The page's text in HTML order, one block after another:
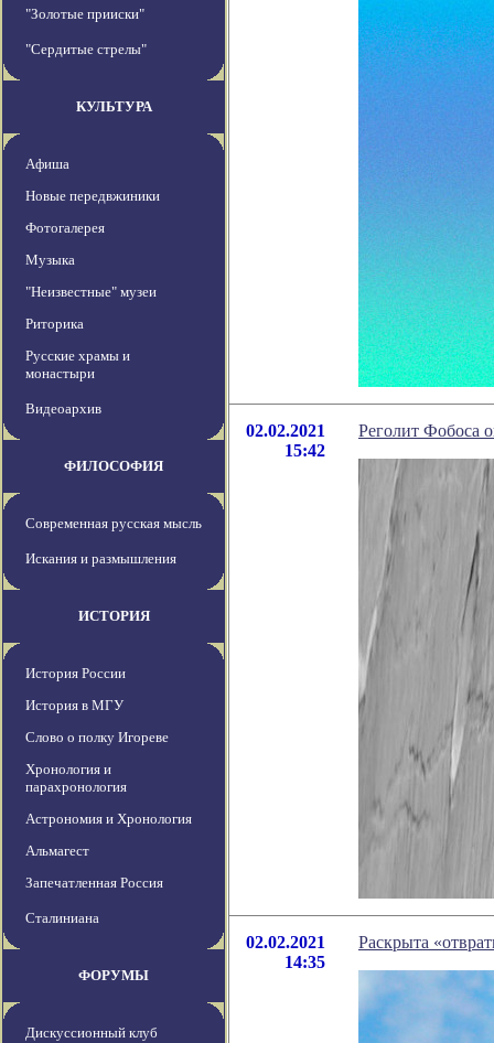
"Золотые прииски"
"Сердитые стрелы"
КУЛЬТУРА
Афиша
Новые передвжиники
Фотогалерея
Музыка
"Неизвестные" музеи
Риторика
Русские храмы и
монастыри
Видеоархив
ФИЛОСОФИЯ
Современная русская мысль
Искания и размышления
ИСТОРИЯ
История России
История в МГУ
Слово о полку Игореве
Хронология и
парахронология
Астрономия и Хронология
Альмагест
Запечатленная Россия
Сталиниана
ФОРУМЫ
Дискуссионный клуб
02.02.2021
15:42
Реголит Фобоса
02.02.2021
14:35
Раскрыта